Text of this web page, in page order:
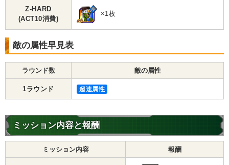
Z-HARD
(ACT10消費)
×1枚
敵の属性早見表
ラウンド数 敵の属性
1ラウンド 超速属性
ミッション内容と報酬
ミッション内容 報酬